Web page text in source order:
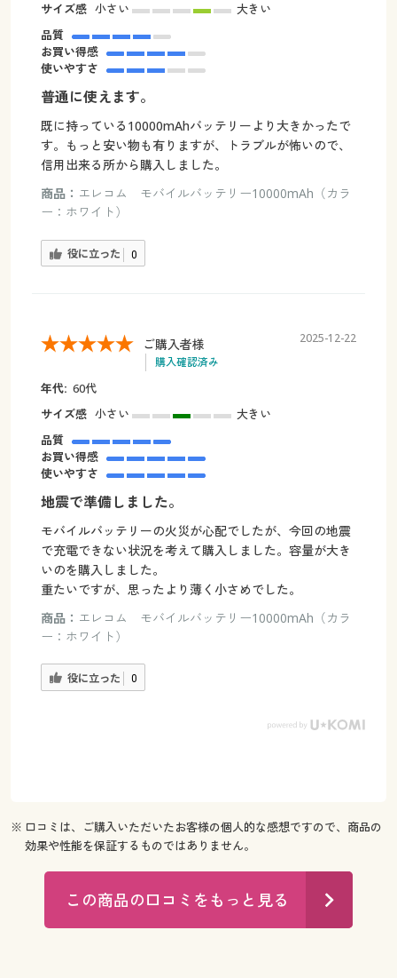
サイズ感 小さい
大きい
品質
お買い得感
使いやすさ
普通に使えます。
既に持っている10000mAhバッテリーより大きかったで
す。もっと安い物も有りますが、トラブルが怖いので、
信用出来る所から購入しました。
商品： エレコム モバイルバッテリー10000mAh（カラ
ー：ホワイト）
役に立った 0
ご購入者様
購入確認済み
2025-12-22
年代: 60代
サイズ感 小さい
大きい
品質
お買い得感
使いやすさ
地震で準備しました。
モバイルバッテリーの火災が心配でしたが、今回の地震
で充電できない状況を考えて購入しました。容量が大き
いのを購入しました。
重たいですが、思ったより薄く小さめでした。
商品： エレコム モバイルバッテリー10000mAh（カラ
ー：ホワイト）
役に立った 0
※ 口コミは、ご購入いただいたお客様の個人的な感想ですので、商品の
効果や性能を保証するものではありません。
この商品の口コミをもっと見る